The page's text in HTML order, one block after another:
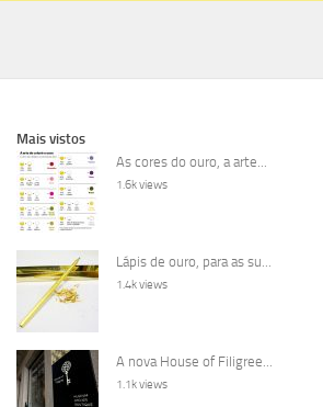
Mais vistos
As cores do ouro, a arte...
1.6k views
Lápis de ouro, para as su...
1.4k views
A nova House of Filigree...
1.1k views